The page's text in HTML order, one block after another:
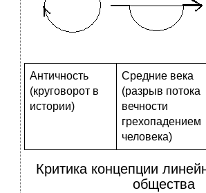
Античность
(круговорот в
истории)
Средние века
(разрыв пото­ка
вечности
грехопадени­ем
человека)
Критика концепции
общества